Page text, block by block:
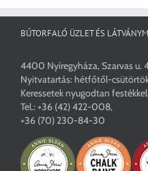
BÚTORFALÓ ÜZLET ÉS
4400 Nyíregyháza, Szarvas u.
Nyitvatartás: hétfőtől-
Keressetek nyugodtan
Tel.:+36 (42) 422-008,
+36 (70) 230-84-30